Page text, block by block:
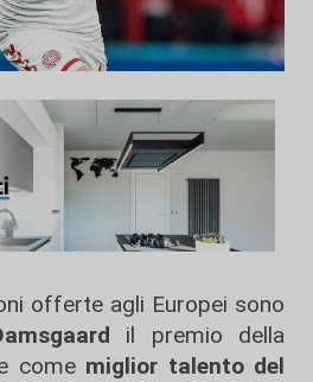
offerte agli Europei sono
il premio della
come miglior talento del